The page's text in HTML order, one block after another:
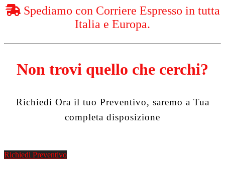
Spediamo con Corriere Espresso in tutta
Italia e Europa.
Non trovi quello che cerchi?
Richiedi Ora il tuo Preventivo, saremo a Tua
completa disposizione
Richiedi Preventivo